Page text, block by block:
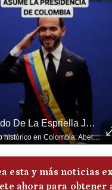
Abelardo De La Espriella Juramenta Como Nuevo Presidente | Gestión Mundo
Momento histórico en Colombia: Abelardo de la Espriella prestó juramento y recibió la banda presidencial en la Arena USC de Cali, convirtiéndose oficialmente en el nuevo Presidente de la República para el periodo 2026-2030. Por primera vez en la historia reciente del país, la investidura presidencial se celebró fuera de Bogotá. ¿Qué opinas del inicio de este nuevo mandato constitucional? #DeLaEspriella #Colombia #PosesionPresidencial #Cali #Shorts 👉 Suscríbete y activa la campana para no perderte nuestro análisis diario. 🌎 Síguenos en nuestras redes sociales: 📌 Web oficial: https://gestion.pe/mundo/ 📌 LinkedIn: http://bit.ly/3HYIET0 📌 X (Twitter): http://bit.ly/4noZtX9 📌 TikTok: http://bit.ly/4evB6TO